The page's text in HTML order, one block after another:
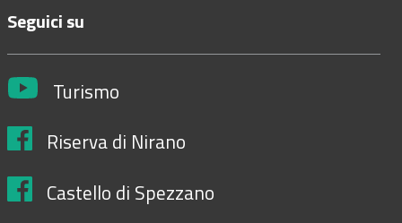
Seguici su
Turismo
Riserva di Nirano
Castello di Spezzano